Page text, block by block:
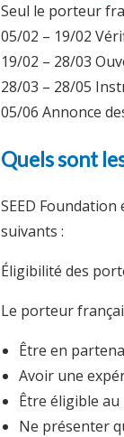
Seul le porteur
05/02 – 19/02
19/02 – 28/03
28/03 – 28/05
05/06 Annonce
Quels sont
SEED
suivants :
Éligibilité des
Le porteur
Être en
Avoir une
Être éligible au
Ne présenter